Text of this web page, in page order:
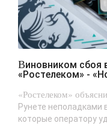
Виновником сбоя в Рунете оказался
«Ростелеком» -
«Ростелеком»
Рунете неполадками
которые оператору